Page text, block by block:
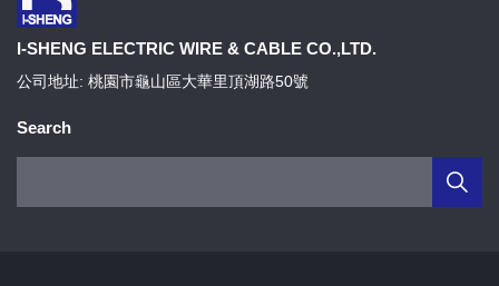
I-SHENG ELECTRIC WIRE & CABLE CO.,LTD.
公司地址: 桃園市龜山區大華里頂湖路50號
Search